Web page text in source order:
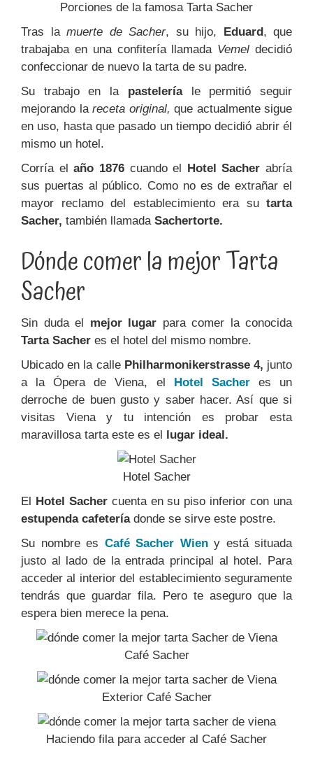
Porciones de la famosa Tarta Sacher
Tras la muerte de Sacher, su hijo, Eduard, que
trabajaba en una confitería llamada Vemel decidió
confeccionar de nuevo la tarta de su padre.
Su trabajo en la pasteleríale permitió seguir
mejorando la receta original, que actualmente sigue
en uso, hasta que pasado un tiempo decidió abrir él
mismo un hotel.
Corría el año 1876cuando el Hotel Sacher abría
sus puertas al público. Como no es de extrañar el
mayor reclamo del establecimiento era su tarta
Sacher, también llamada Sachertorte.
Dónde comer la mejor Tarta
Sacher
Sin duda el mejor lugar para comer la conocida
Tarta Sacher es el hotel del mismo nombre.
Ubicado en la calle Philharmonikerstrasse 4, junto
a la Ópera de Viena, el
Hotel Sacher
es un
derroche de buen gusto y saber hacer. Así que si
visitas Viena y tu intención es probar esta
maravillosa tarta este es el lugar ideal.
Hotel Sacher
El Hotel Sachercuenta en su piso inferior con una
estupenda cafetería donde se sirve este postre.
Su nombre es Café Sacher Wieny está situada
justo al lado de la entrada principal al hotel. Para
acceder al interior del establecimiento seguramente
tendrás que guardar fila. Pero te aseguro que la
espera bien merece la pena.
Café Sacher
Exterior Café Sacher
Haciendo fila para acceder al Café Sacher